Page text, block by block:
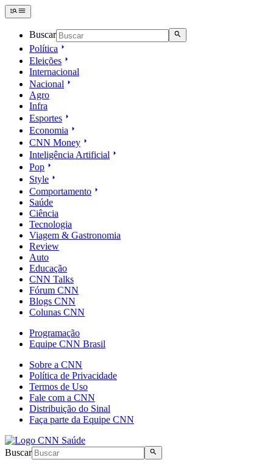
Buscar
Política
Eleições
Internacional
Nacional
Agro
Infra
Esportes
Economia
CNN Money
Inteligência Artificial
Pop
Style
Comportamento
Saúde
Ciência
Tecnologia
Viagem & Gastronomia
Review
Auto
Educação
CNN Talks
Fórum CNN
Blogs CNN
Colunas CNN
Programação
Equipe CNN Brasil
Sobre a CNN
Política de Privacidade
Termos de Uso
Fale com a CNN
Distribuição do Sinal
Faça parte da Equipe CNN
Buscar